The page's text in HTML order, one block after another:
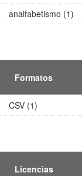
analfabetismo (1)
Formatos
CSV (1)
Licencias